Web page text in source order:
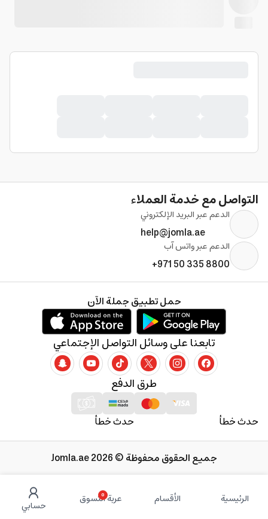
الرئيسية الأقسام 0
عربة التسوق حسابي
التواصل مع خدمة العملاء
الدعم عبر البريد الإلكتروني
help@jomla.ae
الدعم عبر واتس آب
+971 50 335 8800
حدث خطأ حدث خطأ
طرق الدفع
تابعنا على وسائل التواصل الإجتماعي
حمل تطبيق جملة الآن
جميع الحقوق محفوظة © 2026 Jomla.ae